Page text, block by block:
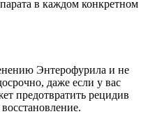
в каждом конкретном
Энтерофурила и не
даже если у вас
предотвратить рецидив